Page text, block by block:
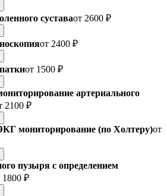
суставаот 2600 ₽
от 2400 ₽
от 1500 ₽
артериального
2100 ₽
мониторирование (по Холтеру)от
пузыря с определением
1800 ₽